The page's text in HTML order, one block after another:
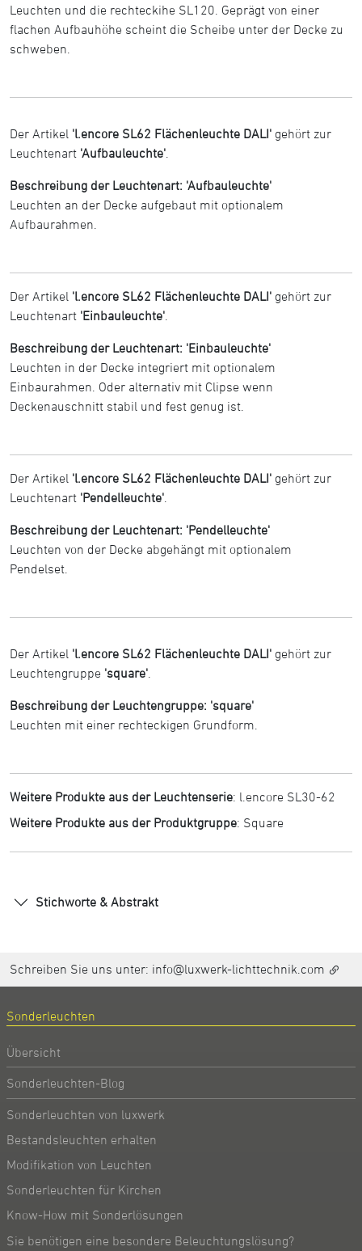
Leuchten und die rechteckihe SL120. Geprägt von einer
flachen Aufbauhöhe scheint die Scheibe unter der Decke zu
schweben.
Der Artikel 'l.encore SL62 Flächenleuchte DALI' gehört zur
Leuchtenart 'Aufbauleuchte'
Beschreibung der Leuchtenart: 'Aufbauleuchte'
Leuchten an der Decke aufgebaut mit optionalem
Aufbaurahmen.
Der Artikel 'l.encore SL62 Flächenleuchte DALI' gehört zur
Leuchtenart 'Einbauleuchte'
Beschreibung der Leuchtenart: 'Einbauleuchte'
Leuchten in der Decke integriert mit optionalem
Einbaurahmen. Oder alternativ mit Clipse wenn
Deckenauschnitt stabil und fest genug ist.
Der Artikel 'l.encore SL62 Flächenleuchte DALI' gehört zur
Leuchtenart 'Pendelleuchte'
Beschreibung der Leuchtenart: 'Pendelleuchte'
Leuchten von der Decke abgehängt mit optionalem
Pendelset.
Der Artikel 'l.encore SL62 Flächenleuchte DALI' gehört zur
Leuchtengruppe 'square'
Beschreibung der Leuchtengruppe: 'square'
Leuchten mit einer rechteckigen Grundform.
Weitere Produkte aus der Leuchtenserie: l.encore SL30-62
Weitere Produkte aus der Produktgruppe: Square
Stichworte & Abstrakt
Schreiben Sie uns unter: info@luxwerk-lichttechnik.com
Sonderleuchten
Übersicht
Sonderleuchten-Blog
Sonderleuchten von luxwerk
Bestandsleuchten erhalten
Modifikation von Leuchten
Sonderleuchten für Kirchen
Know-How mit Sonderlösungen
Sie benötigen eine besondere Beleuchtungslösung?